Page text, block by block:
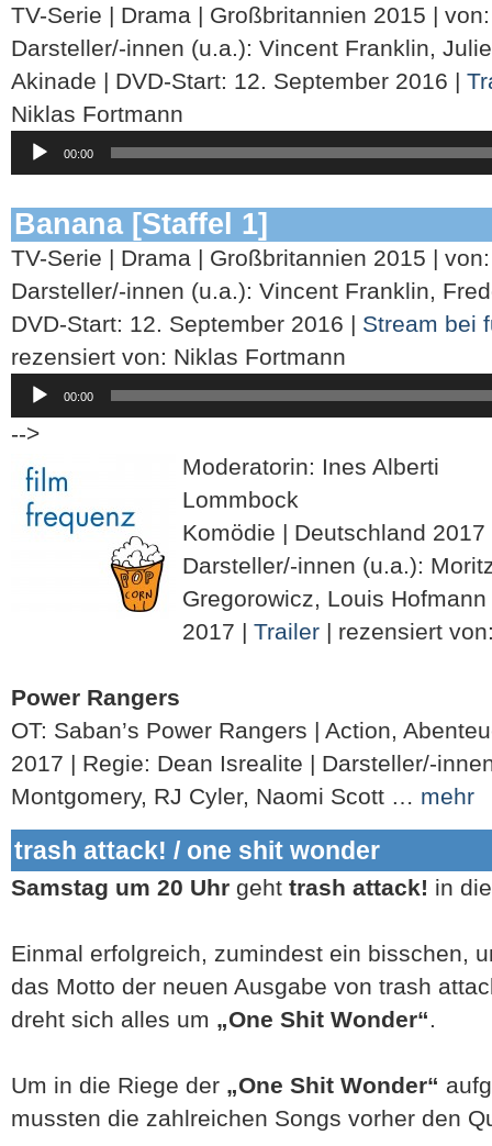
TV-Serie | Drama | Großbritannien 2015 |
Darsteller/-innen (u.a.): Vincent Franklin,
Akinade | DVD-Start: 12. September 2016 |
Niklas Fortmann
Player
00:00
Banana [Staffel 1]
TV-Serie | Drama | Großbritannien 2015 |
Darsteller/-innen (u.a.): Vincent Franklin,
DVD-Start: 12. September 2016 | Stream bei
rezensiert von: Niklas Fortmann
Player
00:00
-->
Moderatorin: Ines Alberti
Lommbock
Komödie | Deutschland
Darsteller/-innen (u.a.):
Gregorowicz, Louis
2017 | Trailer | rezensiert
Power Rangers
OT: Saban’s Power Rangers | Action,
2017 | Regie: Dean Isrealite | Darsteller/-
Montgomery, RJ Cyler, Naomi Scott … mehr
trash attack! / one shit wonder
Samstag um 20 Uhr geht trash attack! in
Einmal erfolgreich, zumindest ein bisschen,
das Motto der neuen Ausgabe von trash
dreht sich alles um „One Shit Wonder“.
Um in die Riege der „One Shit Wonder“
mussten die zahlreichen Songs vorher den